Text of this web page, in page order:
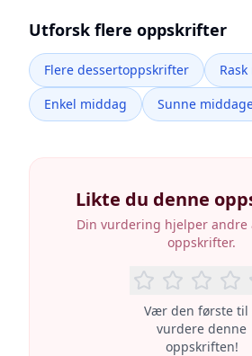
Utforsk flere oppskrifter
Flere dessertoppskrifter
Enkel middag
Sunne
Likte du denne
Din vurdering hjelper andre
oppskrifter.
Vær den første til
vurdere denne
oppskriften!